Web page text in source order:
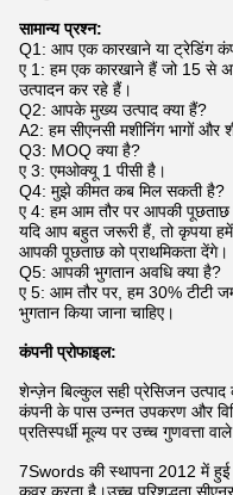
सामान्य प्रश्न:
Q1: आप एक कारखाने या ट्रेडिंग
ए 1: हम एक कारखाने हैं जो 15 से
उत्पादन कर रहे हैं।
Q2: आपके मुख्य उत्पाद क्या हैं?
A2: हम सीएनसी मशीनिंग भागों और
Q3: MOQ क्या है?
ए 3: एमओक्यू 1 पीसी है।
Q4: मुझे कीमत कब मिल सकती है?
ए 4: हम आम तौर पर आपकी पूछताछ
यदि आप बहुत जरूरी हैं, तो कृपया
आपकी पूछताछ को प्राथमिकता देंगे।
Q5: आपकी भुगतान अवधि क्या है?
ए 5: आम तौर पर, हम 30% टीटी
भुगतान किया जाना चाहिए।
कंपनी प्रोफाइल:
शेन्ज़ेन बिल्कुल सही प्रेसिजन
कंपनी के पास उन्नत उपकरण और
प्रतिस्पर्धी मूल्य पर उच्च गुणवत्ता
7Swords की स्थापना 2012 में हुई